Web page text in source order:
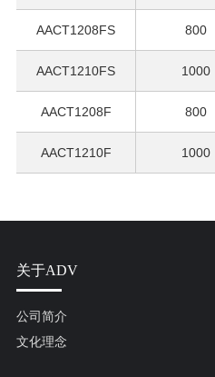
AACT1208FS 800
AACT1210FS 1000
AACT1208F 800
AACT1210F 1000
关于ADV
公司简介
文化理念